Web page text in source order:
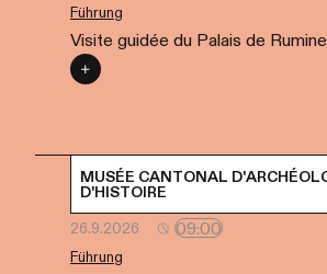
Führung
Visite guidée du Palais de Rumine
MUSÉE CANTONAL
D'HISTOIRE
26.9.2026 09:00
Führung